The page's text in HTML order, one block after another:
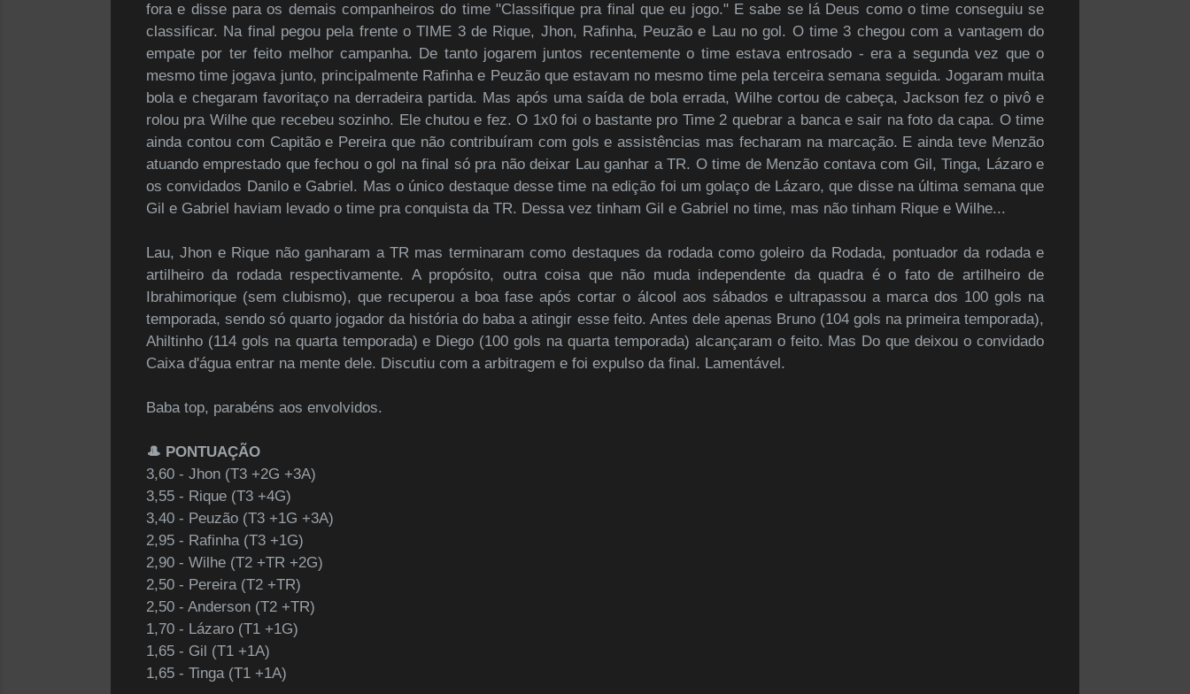
fora e disse para os demais companheiros do time "Classifique pra final que eu jogo." E sabe se lá Deus como o time conseguiu se
classificar. Na final pegou pela frente o TIME 3 de Rique, Jhon, Rafinha, Peuzão e Lau no gol. O time 3 chegou com a vantagem do
empate por ter feito melhor campanha. De tanto jogarem juntos recentemente o time estava entrosado - era a segunda vez que o
mesmo time jogava junto, principalmente Rafinha e Peuzão que estavam no mesmo time pela terceira semana seguida. Jogaram muita
bola e chegaram favoritaço na derradeira partida. Mas após uma saída de bola errada, Wilhe cortou de cabeça, Jackson fez o pivô e
rolou pra Wilhe que recebeu sozinho. Ele chutou e fez. O 1x0 foi o bastante pro Time 2 quebrar a banca e sair na foto da capa. O time
ainda contou com Capitão e Pereira que não contribuíram com gols e assistências mas fecharam na marcação. E ainda teve Menzão
atuando emprestado que fechou o gol na final só pra não deixar Lau ganhar a TR. O time de Menzão contava com Gil, Tinga, Lázaro e
os convidados Danilo e Gabriel. Mas o único destaque desse time na edição foi um golaço de Lázaro, que disse na última semana que
Gil e Gabriel haviam levado o time pra conquista da TR. Dessa vez tinham Gil e Gabriel no time, mas não tinham Rique e Wilhe...
Lau, Jhon e Rique não ganharam a TR mas terminaram como destaques da rodada como goleiro da Rodada, pontuador da rodada e
artilheiro da rodada respectivamente. A propósito, outra coisa que não muda independente da quadra é o fato de artilheiro de
Ibrahimorique (sem clubismo), que recuperou a boa fase após cortar o álcool aos sábados e ultrapassou a marca dos 100 gols na
temporada, sendo só quarto jogador da história do baba a atingir esse feito. Antes dele apenas Bruno (104 gols na primeira temporada),
Ahiltinho (114 gols na quarta temporada) e Diego (100 gols na quarta temporada) alcançaram o feito. Mas Do que deixou o convidado
Caixa d'água entrar na mente dele. Discutiu com a arbitragem e foi expulso da final. Lamentável.
Baba top, parabéns aos envolvidos.
🎩 PONTUAÇÃO
3,60 - Jhon (T3 +2G +3A)
3,55 - Rique (T3 +4G)
3,40 - Peuzão (T3 +1G +3A)
2,95 - Rafinha (T3 +1G)
2,90 - Wilhe (T2 +TR +2G)
2,50 - Pereira (T2 +TR)
2,50 - Anderson (T2 +TR)
1,70 - Lázaro (T1 +1G)
1,65 - Gil (T1 +1A)
1,65 - Tinga(T1 +1A)